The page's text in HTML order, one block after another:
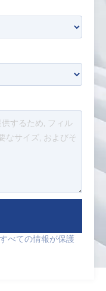
べての情報が保護